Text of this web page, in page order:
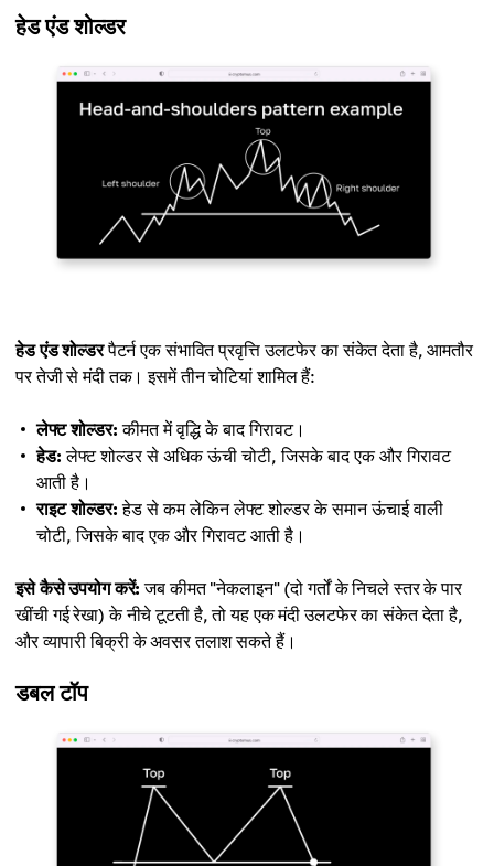
हेड एंड शोल्डर
हेड एंड शोल्डरपैटर्न एक संभावित प्रवृत्ति उलटफेर का संकेत देता है, आमतौर
पर तेजी से मंदी तक। इसमें तीन चोटियां शामिल हैं:
लेफ्ट शोल्डर: कीमत में वृद्धि के बाद गिरावट।
हेड: लेफ्ट शोल्डर से अधिक ऊंची चोटी, जिसके बाद एक और गिरावट
आती है।
राइट शोल्डर: हेड से कम लेकिन लेफ्ट शोल्डर के समान ऊंचाई वाली
चोटी, जिसके बाद एक और गिरावट आती है।
इसे कैसे उपयोग करें: जब कीमत "नेकलाइन" (दो गर्तों के निचले स्तर के पार
खींची गई रेखा) के नीचे टूटती है, तो यह एक मंदी उलटफेर का संकेत देता है,
और व्यापारी बिक्री के अवसर तलाश सकते हैं।
डबल टॉप